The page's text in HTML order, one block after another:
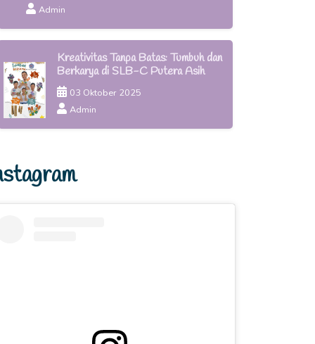
Admin
Kreativitas Tanpa Batas: Tumbuh dan
Berkarya di SLB-C Putera Asih
03 Oktober 2025
Admin